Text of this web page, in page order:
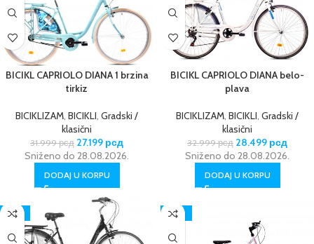
BICIKL CAPRIOLO DIANA 1 brzina
tirkiz
BICIKLIZAM BICIKLI Gradski /
klasični
31.999рсд 27.199 рсд
Sniženo do 28.08.2026.
DODAJ U KORPU
BICIKL CAPRIOLO DIANA belo-
plava
BICIKLIZAM BICIKLI Gradski /
klasični
32.999рсд 28.499 рсд
Sniženo do 28.08.2026.
DODAJ U KORPU
-14% -10%